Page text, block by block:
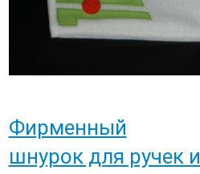
Фирменный
шнурок для ручек и